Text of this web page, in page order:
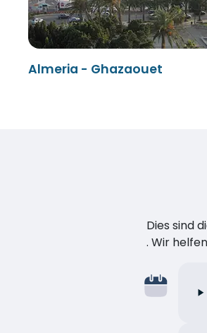
Almeria - Ghazaouet
Dies sind
. Wir